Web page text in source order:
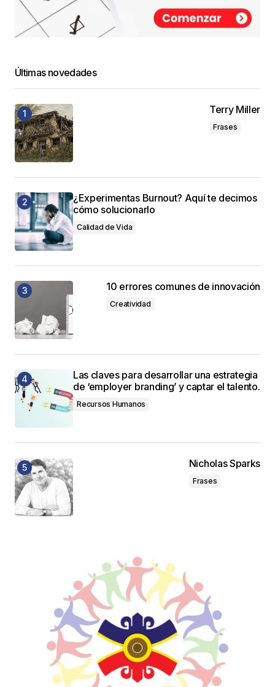
Últimas novedades
Terry Miller
Frases
¿Experimentas Burnout? Aquí te decimos
cómo solucionarlo
Calidad de Vida
10 errores comunes de innovación
Creatividad
Las claves para desarrollar una estrategia
de ‘employer branding’ y captar el talento.
Recursos Humanos
Nicholas Sparks
Frases